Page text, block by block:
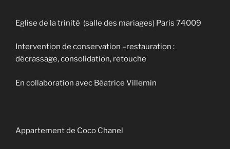
Eglise de la trinité (salle des mariages) Paris 74009
Intervention de conservation –restauration :
décrassage, consolidation, retouche
En collaboration avec Béatrice Villemin
Appartement de Coco Chanel